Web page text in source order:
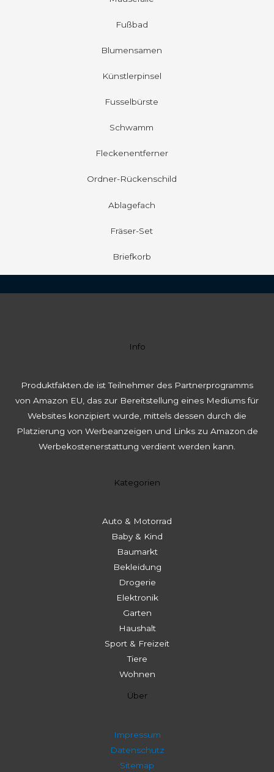
Fußbad
Blumensamen
Künstlerpinsel
Fusselbürste
Schwamm
Fleckenentferner
Ordner-Rückenschild
Ablagefach
Fräser-Set
Briefkorb
Info
Produktfakten.de ist Teilnehmer des Partnerprogramms
von Amazon EU, das zur Bereitstellung eines Mediums für
Websites konzipiert wurde, mittels dessen durch die
Platzierung von Werbeanzeigen und Links zu Amazon.de
Werbekostenerstattung verdient werden kann.
Kategorien
Auto & Motorrad
Baby & Kind
Baumarkt
Bekleidung
Drogerie
Elektronik
Garten
Haushalt
Sport & Freizeit
Tiere
Wohnen
Über
Impressum
Datenschutz
Sitemap